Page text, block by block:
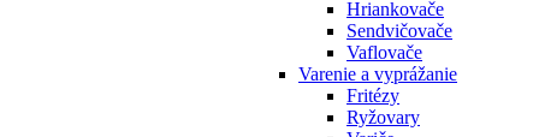
Hriankovače
Sendvičovače
Vaflovače
Varenie a vyprážanie
Fritézy
Ryžovary